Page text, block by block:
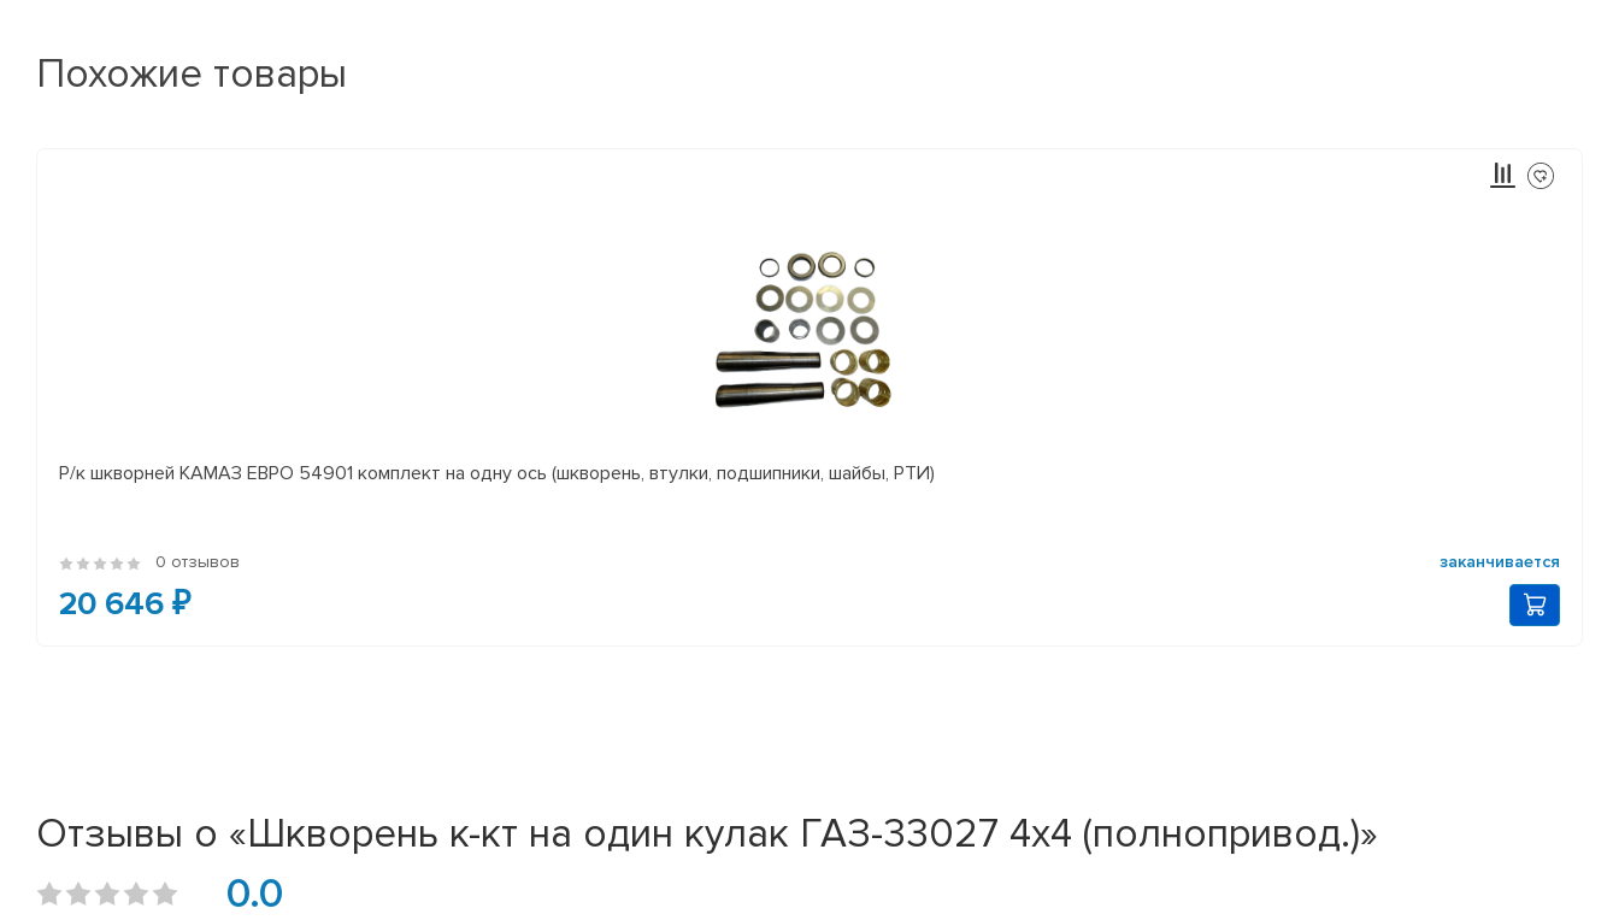
Похожие товары
Р/к шкворней КАМАЗ ЕВРО 54901 комплект на одну ось (шкворень, втулки, подшипники, шайбы, РТИ)
0 отзывов заканчивается
20 646 ₽
Отзывы о «Шкворень к-кт на один кулак ГАЗ-33027 4х4 (полнопривод.)»
0.0